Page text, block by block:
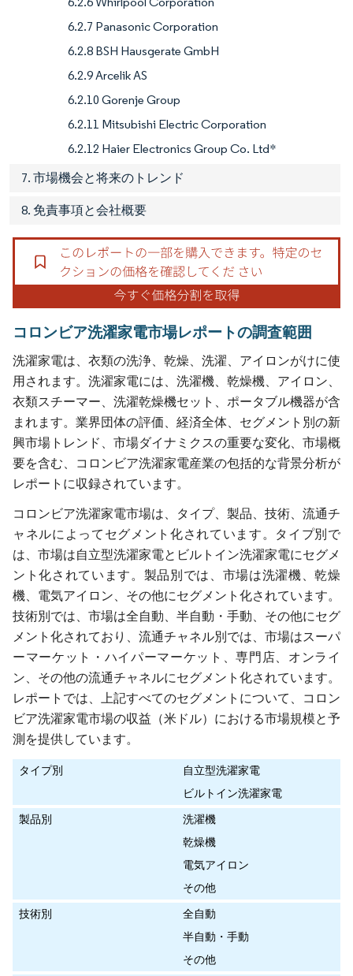
6.2.7 Panasonic Corporation
6.2.8 BSH Hausgerate GmbH
6.2.9 Arcelik AS
6.2.10 Gorenje Group
6.2.11 Mitsubishi Electric Corporation
6.2.12 Haier Electronics Group Co. Ltd*
7. 市場機会と将来のトレンド
8. 免責事項と会社概要
コロンビア洗濯家電市場レポートの調査範囲
洗濯家電は、衣類の洗浄、乾燥、洗濯、アイロンがけに使
用されます。洗濯家電には、洗濯機、乾燥機、アイロン、
衣類スチーマー、洗濯乾燥機セット、ポータブル機器が含
まれます。業界団体の評価、経済全体、セグメント別の新
興市場トレンド、市場ダイナミクスの重要な変化、市場概
要を含む、コロンビア洗濯家電産業の包括的な背景分析が
レポートに収録されています。
コロンビア洗濯家電市場は、タイプ、製品、技術、流通チ
ャネルによってセグメント化されています。タイプ別で
は、市場は自立型洗濯家電とビルトイン洗濯家電にセグメ
ント化されています。製品別では、市場は洗濯機、乾燥
機、電気アイロン、その他にセグメント化されています。
技術別では、市場は全自動、半自動・手動、その他にセグ
メント化されており、流通チャネル別では、市場はスーパ
ーマーケット・ハイパーマーケット、専門店、オンライ
ン、その他の流通チャネルにセグメント化されています。
レポートでは、上記すべてのセグメントについて、コロン
ビア洗濯家電市場の収益（米ドル）における市場規模と予
測を提供しています。
タイプ別
自立型洗濯家電
ビルトイン洗濯家電
製品別
洗濯機
乾燥機
電気アイロン
その他
技術別
全自動
半自動・手動
その他